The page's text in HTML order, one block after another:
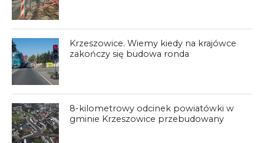
Krzeszowice. Wiemy kiedy na krajówce
zakończy się budowa ronda
8-kilometrowy odcinek powiatówki w
gminie Krzeszowice przebudowany